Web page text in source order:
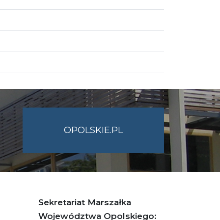
OPOLSKIE.PL
Sekretariat Marszałka
Województwa Opolskiego: